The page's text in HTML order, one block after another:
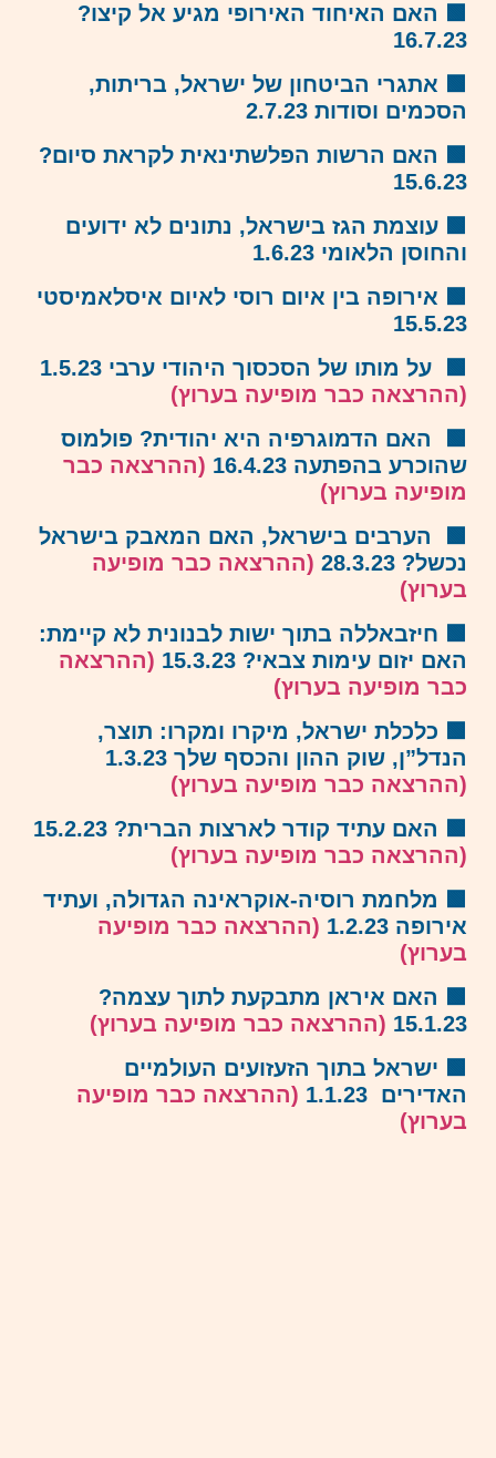
האם האיחוד האירופי מגיע אל קיצו?
16.7.23
אתגרי הביטחון של ישראל, בריתות,
הסכמים וסודות 2.7.23
האם הרשות הפלשתינאית לקראת סיום?
15.6.23
עוצמת הגז בישראל, נתונים לא ידועים
והחוסן הלאומי 1.6.23
אירופה בין איום רוסי לאיום איסלאמיסטי
15.5.23
על מותו של הסכסוך היהודי ערבי 1.5.23
(ההרצאה כבר מופיעה בערוץ)
האם הדמוגרפיה היא יהודית? פולמוס
שהוכרע בהפתעה 16.4.23
(ההרצאה כבר
מופיעה בערוץ)
הערבים בישראל, האם המאבק בישראל
נכשל? 28.3.23
(ההרצאה כבר מופיעה
בערוץ)
חיזבאללה בתוך ישות לבנונית לא קיימת:
האם יזום עימות צבאי? 15.3.23
(ההרצאה
כבר מופיעה בערוץ)
כלכלת ישראל, מיקרו ומקרו: תוצר,
הנדל”ן, שוק ההון והכסף שלך 1.3.23
(ההרצאה כבר מופיעה בערוץ)
האם עתיד קודר לארצות הברית? 15.2.23
(ההרצאה כבר מופיעה בערוץ)
🟩 מלחמת רוסיה-אוקראינה הגדולה, ועתיד
אירופה 1.2.23
(ההרצאה כבר מופיעה
בערוץ)
🟩 האם איראן מתבקעת לתוך עצמה?
15.1.23 (ההרצאה כבר מופיעה בערוץ)
🟩 ישראל בתוך הזעזועים העולמיים
האדירים 1.1.23
(ההרצאה כבר מופיעה
בערוץ)